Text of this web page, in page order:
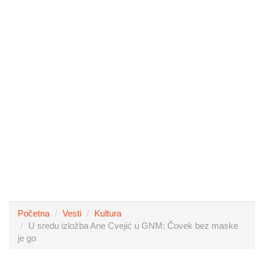
Početna Vesti
Kultura
U sredu izložba Ane Cvejić u GNM: Čovek bez maske
je go